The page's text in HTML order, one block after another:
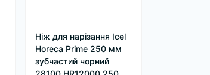
Ніж для нарізання Icel
Horeca Prime 250 мм
зубчастий чорний